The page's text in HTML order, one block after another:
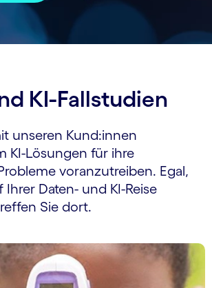
KI-Fallstudien
unseren Kund:innen
KI-Lösungen für ihre
voranzutreiben. Egal,
Daten- und KI-Reise
Sie dort.